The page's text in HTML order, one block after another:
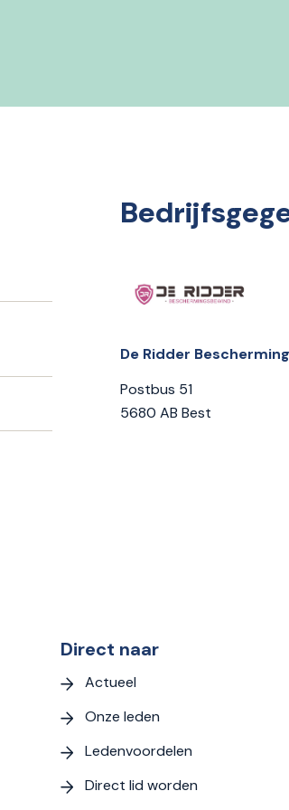
De Ridder
Postbus 51
5680 AB Best
Direct naar
Actueel
Onze leden
Ledenvoordelen
Direct lid worden